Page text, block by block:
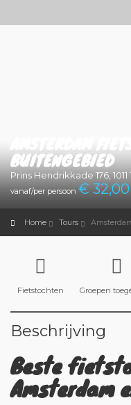
BUITENGEBIED
Prins Hendrikkade 176,
vanaf/per persoon € 32,00
Home Tours
Fietstochten Groepen
Beschrijving
Beste
Amsterdam